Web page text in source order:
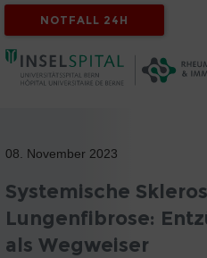
NOTFALL 24H
08. November 2023
Systemische
Lungenfibrose:
als Wegweiser